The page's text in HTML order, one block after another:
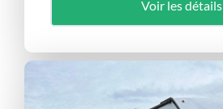
Voir les détails